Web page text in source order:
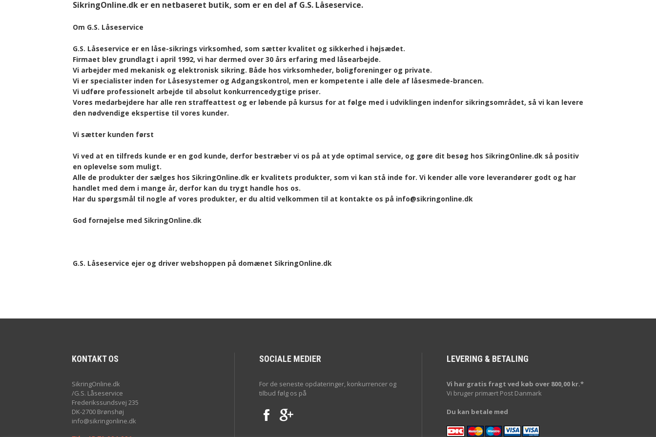
Terrassedørs greb
Hængelås Overfald
Nøglebokse
Ruko ( Assa-Abloy) hængelåse
Låsekasser for stanglåse
RUKO Kasselåse
Mul-T-Lock 006
SikringOnline.dk er en netbaseret butik, som er en del af G.S. Låseservice.
Om G.S. Låseservice
G.S. Låseservice er en låse-sikrings virksomhed, som sætter kvalitet og sikkerhed i højsædet.
Firmaet blev grundlagt i april 1992, vi har dermed over 30 års erfaring med låsearbejde.
Vi arbejder med mekanisk og elektronisk sikring. Både hos virksomheder, boligforeninger og private.
Vi er specialister inden for Låsesystemer og Adgangskontrol, men er kompetente i alle dele af låsesmede-brancen.
Vi udføre professionelt arbejde til absolut konkurrencedygtige priser.
Vores medarbejdere har alle ren straffeattest og er løbende på kursus for at følge med i udviklingen indenfor sikringsområdet, så vi kan levere
den nødvendige ekspertise til vores kunder.
Vi sætter kunden først
Vi ved at en tilfreds kunde er en god kunde, derfor bestræber vi os på at yde optimal service, og gøre dit besøg hos SikringOnline.dk så positiv
en oplevelse som muligt.
Alle de produkter der sælges hos SikringOnline.dk er kvalitets produkter, som vi kan stå inde for. Vi kender alle vore leverandører godt og har
handlet med dem i mange år, derfor kan du trygt handle hos os.
Har du spørgsmål til nogle af vores produkter, er du altid velkommen til at kontakte os på info@sikringonline.dk
God fornøjelse med SikringOnline.dk
G.S. Låseservice ejer og driver webshoppen på domænet SikringOnline.dk
KONTAKT OS
SikringOnline.dk
/G.S. Låseservice
Frederikssundsvej 235
DK-2700 Brønshøj
info@sikringonline.dk
SOCIALE MEDIER
For de seneste opdateringer, konkurrencer og
tilbud følg os på
LEVERING & BETALING
Vi har gratis fragt ved køb over 800,00 kr.*
Vi bruger primært Post Danmark
Du kan betale med